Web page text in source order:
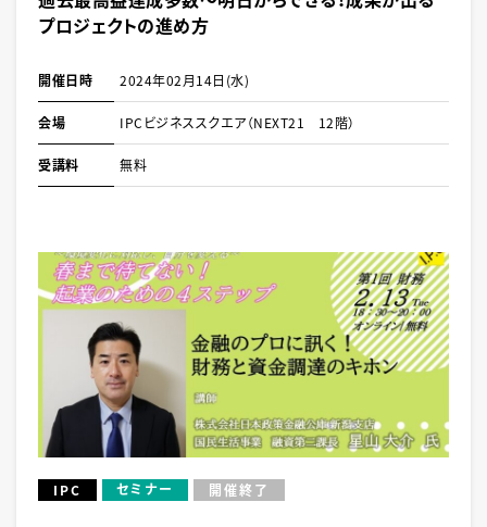
プロジェクトの進め方
開催日時 2024年02月14日(水)
会場 IPCビジネススクエア（NEXT21 12階）
受講料 無料
IPC セミナー 開催終了